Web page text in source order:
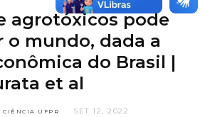
agrotóxicos pode
o mundo, dada a
do Brasil |
et al
CIÊNCIA UFPR SET 12, 2022